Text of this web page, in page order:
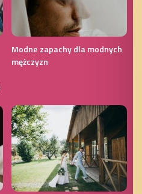
Modne zapachy dla modnych
mężczyzn